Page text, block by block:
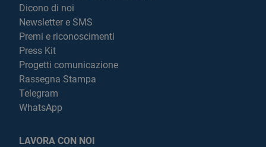
Dicono di noi
Newsletter e SMS
Premi e riconoscimenti
Press Kit
Progetti comunicazione
Rassegna Stampa
Telegram
WhatsApp
LAVORA CON NOI